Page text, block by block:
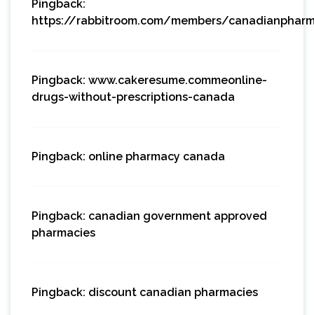
Pingback:
https://rabbitroom.com/members/
Pingback: www.cakeresume.commeonline-
drugs-without-prescriptions-canada
Pingback: online pharmacy canada
Pingback: canadian government approved
pharmacies
Pingback: discount canadian pharmacies